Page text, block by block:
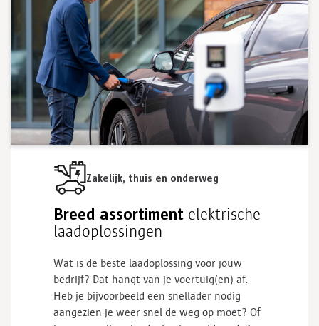
Zakelijk, thuis en onderweg
Breed assortiment elektrische
laadoplossingen
Wat is de beste laadoplossing voor jouw
bedrijf? Dat hangt van je voertuig(en) af.
Heb je bijvoorbeeld een snellader nodig
aangezien je weer snel de weg op moet? Of